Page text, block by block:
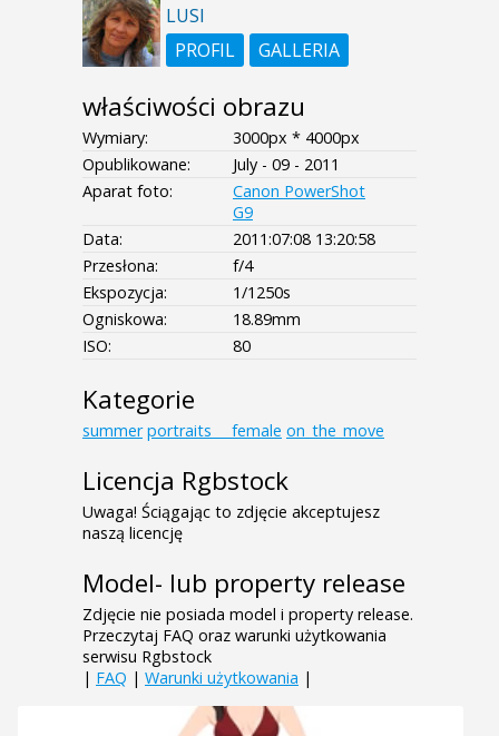
LUSI
PROFIL
GALLERIA
właściwości obrazu
Wymiary:
3000px * 4000px
Opublikowane:
July - 09 - 2011
Aparat foto:
Canon PowerShot
G9
Data:
2011:07:08 13:20:58
Przesłona:
f/4
Ekspozycja:
1/1250s
Ogniskowa:
18.89mm
ISO:
80
Kategorie
summer portraits___female on_the_move
Licencja Rgbstock
Uwaga! Ściągając to zdjęcie akceptujesz
naszą licencję
Model- lub property release
Zdjęcie nie posiada model i property release.
Przeczytaj FAQ oraz warunki użytkowania
serwisu Rgbstock
| FAQ | Warunki użytkowania |